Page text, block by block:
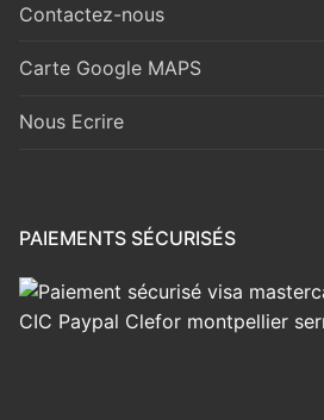
Contactez-nous
Carte Google MAPS
Nous Ecrire
PAIEMENTS SÉCURISÉS